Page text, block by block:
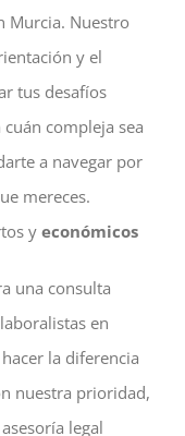
Murcia. Nuestro
y el
tus desafíos
compleja sea
a navegar por
mereces.
y económicos
una consulta
en
la diferencia
nuestra prioridad,
legal